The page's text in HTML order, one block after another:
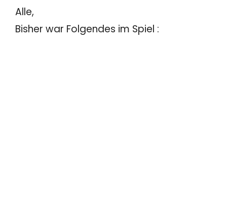
Alle,
Bisher war Folgendes im Spiel :